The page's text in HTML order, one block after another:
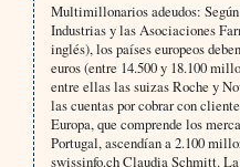
Multimillonarios adeudos:
Industrias y las Asociaciones
inglés), los países europeos
euros (entre 14.500 y 18.100
entre ellas las suizas Roche y
las cuentas por cobrar con
Europa, que comprende los
Portugal, ascendían a 2.100
swissinfo.ch Claudia Schmitt.